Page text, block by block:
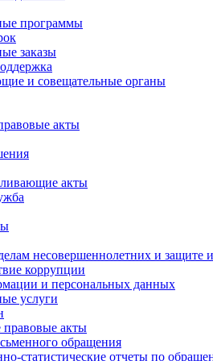
программы
заказы
и совещательные органы
акты
акты
несовершеннолетних и защите
коррупции
и персональных данных
услуги
акты
обращения
статистические отчеты по